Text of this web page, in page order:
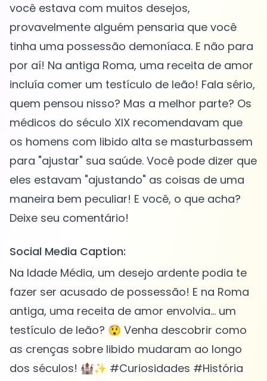
você estava com muitos desejos,
provavelmente alguém pensaria que você
tinha uma possessão demoníaca. E não para
por aí! Na antiga Roma, uma receita de amor
incluía comer um testículo de leão! Fala sério,
quem pensou nisso? Mas a melhor parte? Os
médicos do século XIX recomendavam que
os homens com libido alta se masturbassem
para "ajustar" sua saúde. Você pode dizer que
eles estavam "ajustando" as coisas de uma
maneira bem peculiar! E você, o que acha?
Social Media Caption:
Na Idade Média, um desejo ardente podia te
fazer ser acusado de possessão! E na Roma
antiga, uma receita de amor envolvia... um
testículo de leão? 😲 Venha descobrir como
as crenças sobre libido mudaram ao longo
dos séculos! 🏰✨ #Curiosidades #História